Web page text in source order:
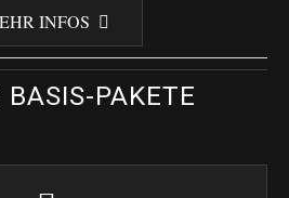
INFOS
BASIS-PAKETE